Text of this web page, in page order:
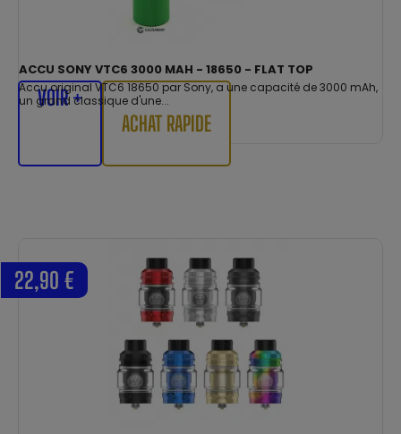
ACCU SONY VTC6 3000 MAH - 18650 - FLAT TOP
Accu original VTC6 18650 par Sony, a une capacité de 3000 mAh,
un grand classique d'une...
VOIR +
ACHAT RAPIDE
22,90 €